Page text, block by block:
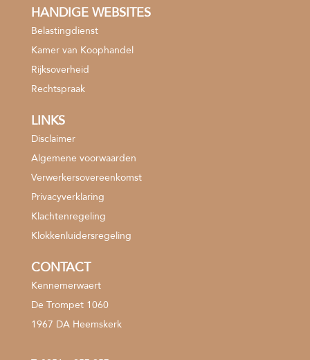
HANDIGE WEBSITES
Belastingdienst
Kamer van Koophandel
Rijksoverheid
Rechtspraak
LINKS
Disclaimer
Algemene voorwaarden
Verwerkersovereenkomst
Privacyverklaring
Klachtenregeling
Klokkenluidersregeling
CONTACT
Kennemerwaert
De Trompet 1060
1967 DA Heemskerk